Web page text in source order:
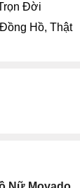
Đời
Hồ, Thật